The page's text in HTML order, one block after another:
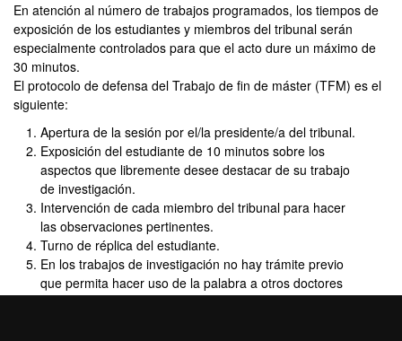
En atención al número de trabajos programados, los tiempos de
exposición de los estudiantes y miembros del tribunal serán
especialmente controlados para que el acto dure un máximo de
30 minutos.
El protocolo de defensa del Trabajo de fin de máster (TFM) es el
siguiente:
Apertura de la sesión por el/la presidente/a del tribunal.
Exposición del estudiante de 10 minutos sobre los
aspectos que libremente desee destacar de su trabajo
de investigación.
Intervención de cada miembro del tribunal para hacer
las observaciones pertinentes.
Turno de réplica del estudiante.
En los trabajos de investigación no hay trámite previo
que permita hacer uso de la palabra a otros doctores